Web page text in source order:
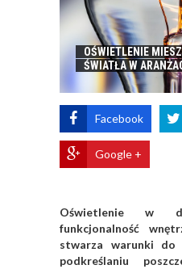
OŚWIETLENIE
ŚWIATŁA W
Facebook
Google +
Oświetlenie w
funkcjonalność
stwarza warunki do
podkreślaniu